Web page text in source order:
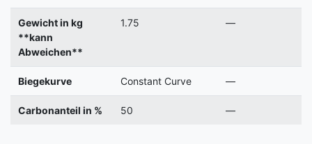
Gewicht in kg
**kann
Abweichen**
1.75 —
Biegekurve Constant Curve —
Carbonanteil in % 50 —